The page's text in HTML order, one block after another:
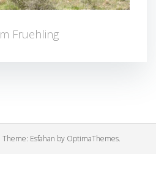
Fruehling
Theme: Esfahan by OptimaThemes.